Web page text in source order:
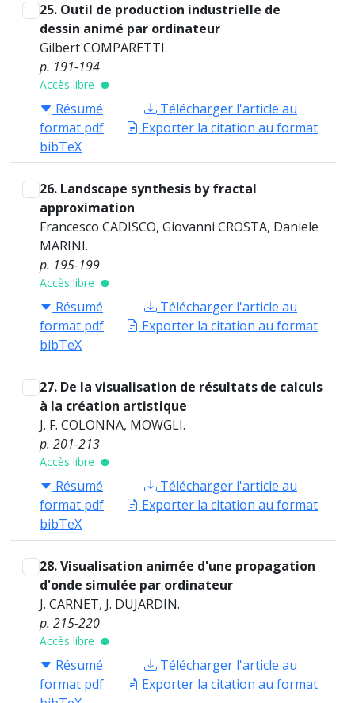
25. Outil de production industrielle de
dessin animé par ordinateur
Gilbert COMPARETTI.
p. 191-194
Accès libre
Résumé
Télécharger l'article au
format pdf
Exporter la citation au format
bibTeX
26. Landscape synthesis by fractal
approximation
Francesco CADISCO, Giovanni CROSTA, Daniele
MARINI.
p. 195-199
Accès libre
Résumé
Télécharger l'article au
format pdf
Exporter la citation au format
bibTeX
27. De la visualisation de résultats de calculs
à la création artistique
J. F. COLONNA, MOWGLI.
p. 201-213
Accès libre
Résumé
Télécharger l'article au
format pdf
Exporter la citation au format
bibTeX
28. Visualisation animée d'une propagation
d'onde simulée par ordinateur
J. CARNET, J. DUJARDIN.
p. 215-220
Accès libre
Résumé
Télécharger l'article au
format pdf
Exporter la citation au format